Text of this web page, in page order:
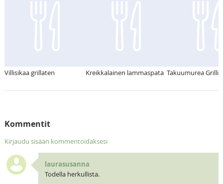
Villisikaa grillaten Kreikkalainen lammaspata Takuumurea
Kommentit
Kirjaudu sisään kommentoidaksesi
laurasusanna
Todella herkullista.